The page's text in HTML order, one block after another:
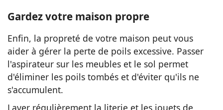
Gardez votre maison propre
Enfin, la propreté de votre maison peut vous
aider à gérer la perte de poils excessive. Passer
l'aspirateur sur les meubles et le sol permet
d'éliminer les poils tombés et d'éviter qu'ils ne
s'accumulent.